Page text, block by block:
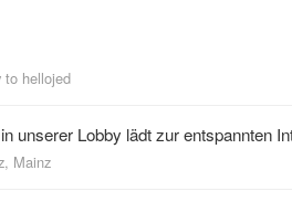
to hellojed
unserer Lobby lädt zur entspannten
Mainz